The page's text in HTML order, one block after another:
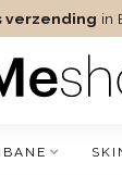
verzending in